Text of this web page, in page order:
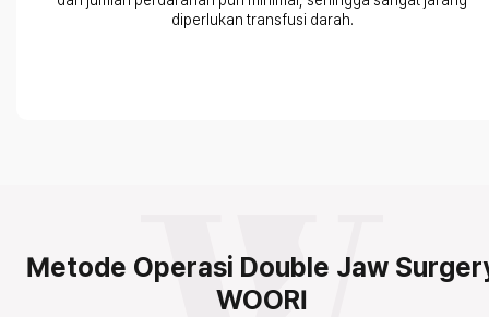
diperlukan transfusi darah.
Metode Operasi Double Jaw
WOORI